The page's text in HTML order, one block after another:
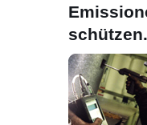
schützen.